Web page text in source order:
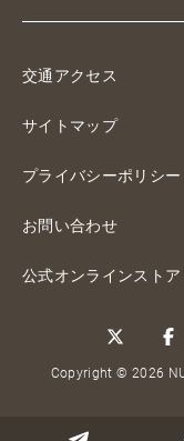
交通アクセス
サイトマップ
プライバシーポリシー
お問い合わせ
公式オンラインストア
Copyright © 2026